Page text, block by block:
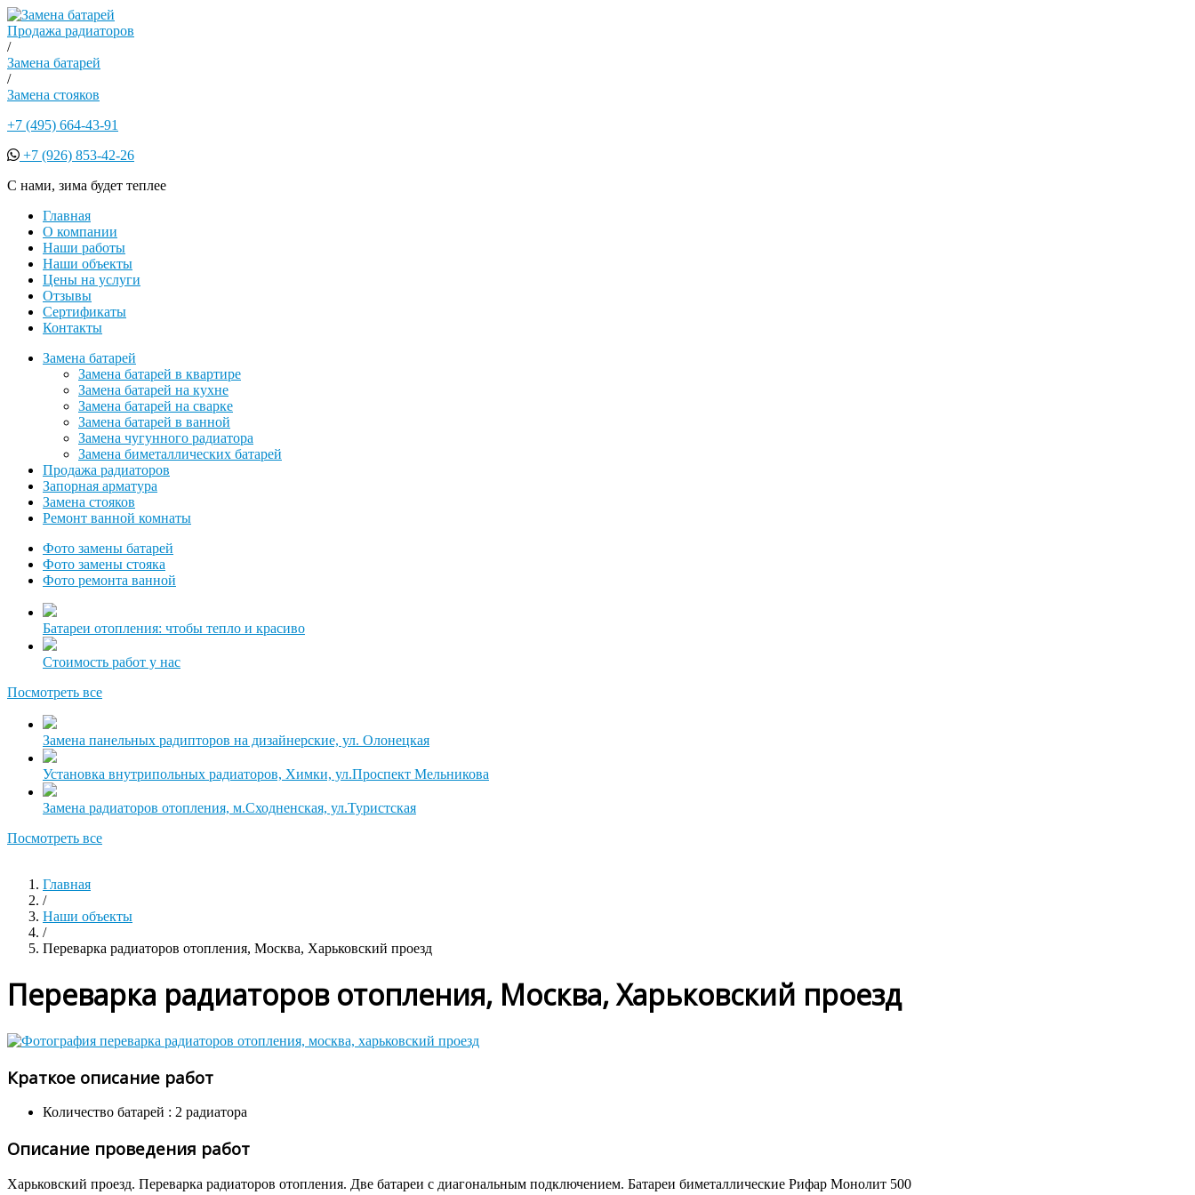
Продажа радиаторов
/
Замена батарей
/
Замена стояков
+7 (495) 664-43-91
+7 (926) 853-42-26
С нами, зима будет теплее
Главная
О компании
Наши работы
Наши объекты
Цены на услуги
Отзывы
Сертификаты
Контакты
Замена батарей
Замена батарей в квартире
Замена батарей на кухне
Замена батарей на сварке
Замена батарей в ванной
Замена чугунного радиатора
Замена биметаллических батарей
Продажа радиаторов
Запорная арматура
Замена стояков
Ремонт ванной комнаты
Фото замены батарей
Фото замены стояка
Фото ремонта ванной
Батареи отопления: чтобы тепло и красиво
Стоимость работ у нас
Посмотреть все
Замена панельных радипторов на дизайнерские, ул. Олонецкая
Установка внутрипольных радиаторов, Химки, ул.Проспект Мельникова
Замена радиаторов отопления, м.Сходненская, ул.Туристская
Посмотреть все
Главная
/
Наши объекты
/
Переварка радиаторов отопления, Москва, Харьковский проезд
Переварка радиаторов отопления, Москва, Харьковский проезд
Краткое описание работ
Количество батарей : 2 радиатора
Описание проведения работ
Харьковский проезд. Переварка радиаторов отопления. Две батареи с диагональным подключением. Батареи биметаллические Рифар Монолит 500